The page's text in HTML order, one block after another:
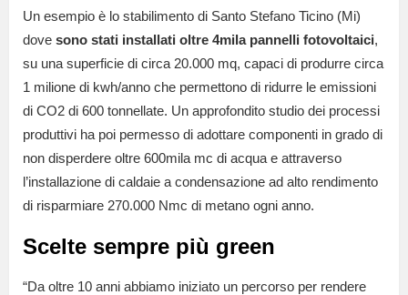
Un esempio è lo stabilimento di Santo Stefano Ticino (Mi)
dove sono stati installati oltre 4mila pannelli fotovoltaici,
su una superficie di circa 20.000 mq, capaci di produrre circa
1 milione di kwh/anno che permettono di ridurre le emissioni
di CO2 di 600 tonnellate. Un approfondito studio dei processi
produttivi ha poi permesso di adottare componenti in grado di
non disperdere oltre 600mila mc di acqua e attraverso
l’installazione di caldaie a condensazione ad alto rendimento
di risparmiare 270.000 Nmc di metano ogni anno.
Scelte sempre più green
“Da oltre 10 anni abbiamo iniziato un percorso per rendere